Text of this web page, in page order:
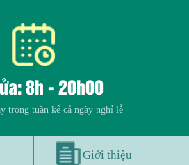
8h - 20h00
trong tuần kể cả ngày nghỉ lễ
Giới thiệu